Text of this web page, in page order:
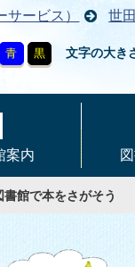
ービス） 世
青 黒 文字の大き
案内
書館で本をさがそう